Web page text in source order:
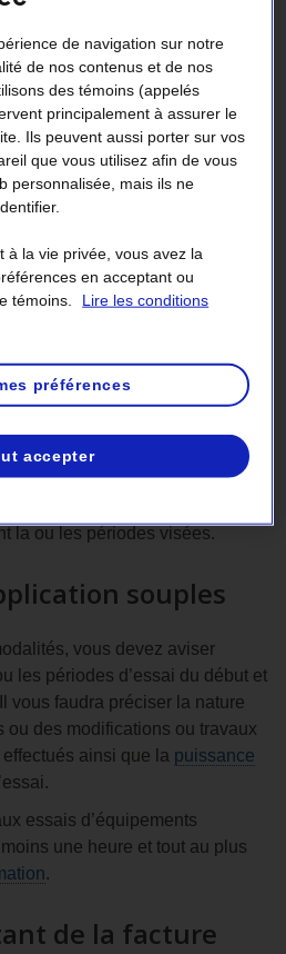
essais de courte durée
de nouveaux
la modification ou de
existants,
ponctuellement
coût unitaire des
vous consommez.
etLGrelatives aux essais
de mettre des
la ou les périodes visées.
souples
vous devez aviser
les périodes d’essai du début et
vous faudra préciser la nature
ou des modifications ou travaux
ainsi que la puissance
essais d’équipements
une heure et tout au plus
.
de la facture
de navigation sur notre
de nos contenus et de nos
des témoins (appelés
principalement à assurer le
Ils peuvent aussi porter sur vos
que vous utilisez afin de vous
personnalisée, mais ils ne
à la vie privée, vous avez la
en acceptant ou
témoins.
Lire les conditions
préférences
accepter